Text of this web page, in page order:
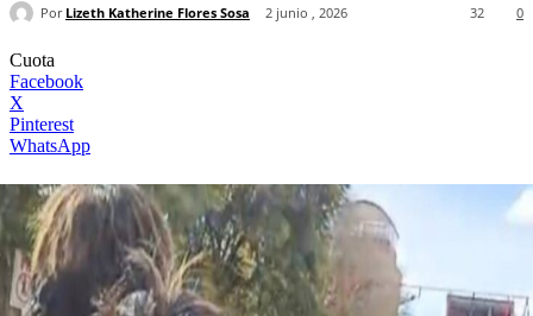
Por Lizeth Katherine Flores Sosa 2 junio , 2026 0
32
Cuota
Facebook
X
Pinterest
WhatsApp